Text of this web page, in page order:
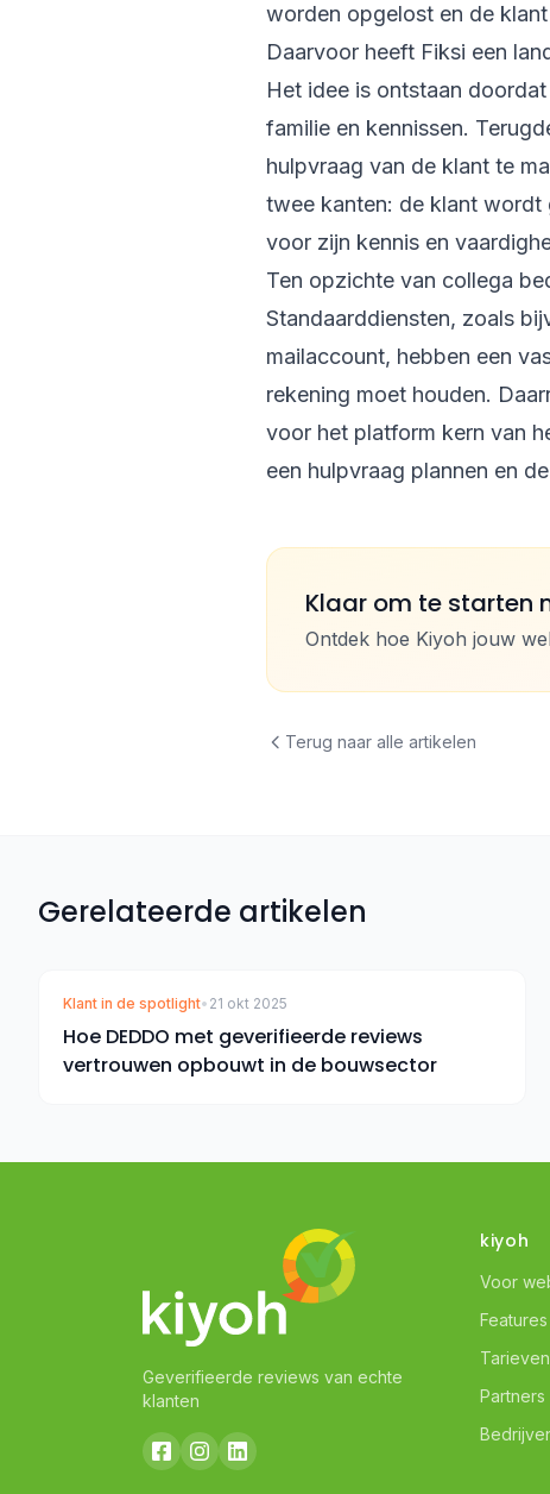
worden opgelost en de
Daarvoor heeft Fiksi een
Het idee is ontstaan
familie en kennissen.
hulpvraag van de klant te
twee kanten: de klant wordt
voor zijn kennis en
Ten opzichte van collega
Standaarddiensten, zoals
mailaccount, hebben een
rekening moet houden.
voor het platform kern van
een hulpvraag plannen en
Klaar om te starten
Ontdek hoe Kiyoh jouw
Terug naar alle artikelen
Gerelateerde artikelen
Klant in de spotlight• 21 okt 2025
Hoe DEDDO met geverifieerde reviews
vertrouwen opbouwt in de bouwsector
Geverifieerde reviews van echte
klanten
kiyoh
Voor
Features
Tarieven
Partners